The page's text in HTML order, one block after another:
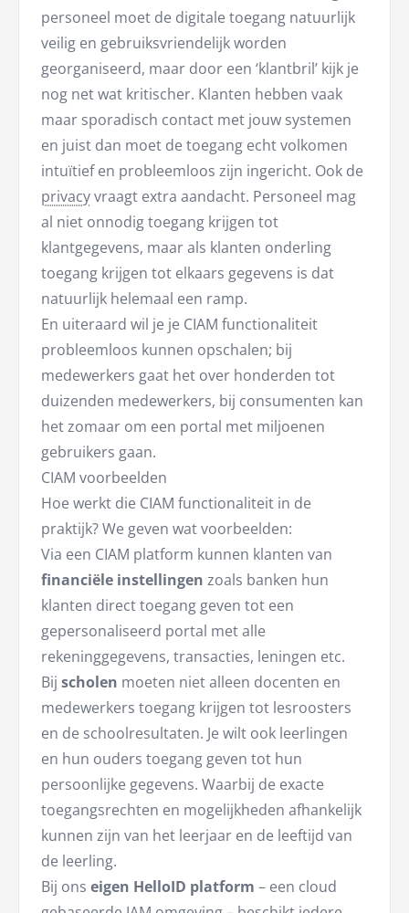
personeel moet de digitale toegang natuurlijk
veilig en gebruiksvriendelijk worden
georganiseerd, maar door een ‘klantbril’ kijk je
nog net wat kritischer. Klanten hebben vaak
maar sporadisch contact met jouw systemen
en juist dan moet de toegang echt volkomen
intuïtief en probleemloos zijn ingericht. Ook de
privacyvraagt extra aandacht. Personeel mag
al niet onnodig toegang krijgen tot
klantgegevens, maar als klanten onderling
toegang krijgen tot elkaars gegevens is dat
natuurlijk helemaal een ramp.
En uiteraard wil je je CIAM functionaliteit
probleemloos kunnen opschalen; bij
medewerkers gaat het over honderden tot
duizenden medewerkers, bij consumenten kan
het zomaar om een portal met miljoenen
gebruikers gaan.
CIAM voorbeelden
Hoe werkt die CIAM functionaliteit in de
praktijk? We geven wat voorbeelden:
Via een CIAM platform kunnen klanten van
financiële instellingen zoals banken hun
klanten direct toegang geven tot een
gepersonaliseerd portal met alle
rekeninggegevens, transacties, leningen etc.
Bij scholen moeten niet alleen docenten en
medewerkers toegang krijgen tot lesroosters
en de schoolresultaten. Je wilt ook leerlingen
en hun ouders toegang geven tot hun
persoonlijke gegevens. Waarbij de exacte
toegangsrechten en mogelijkheden afhankelijk
kunnen zijn van het leerjaar en de leeftijd van
de leerling.
Bij ons eigen HelloID platform – een cloud